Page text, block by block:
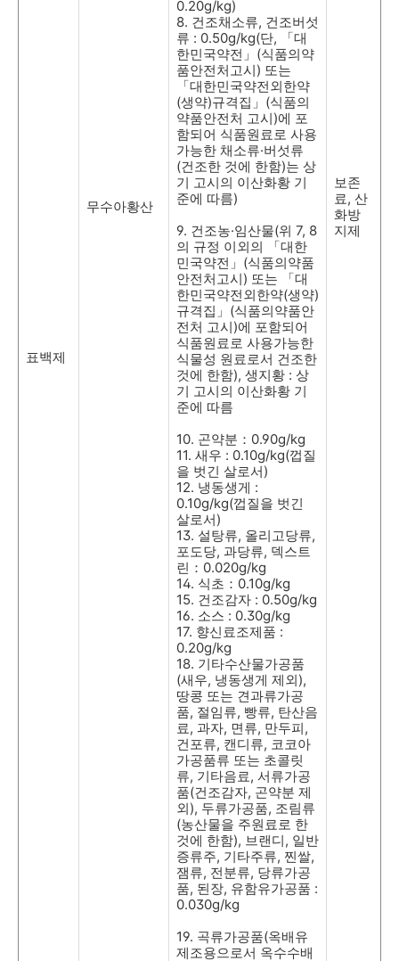
표백제
무수아황산
0.20g/kg)
8. 건조채소류, 건조버섯
류 : 0.50g/kg(단,
「대
한민국약전」 (식품의약
품안전처고시) 또는
「대한민국약전외한약
(생약)규격집」 (식품의
약품안전처 고시)에 포
함되어 식품원료로 사용
가능한 채소류·버섯류
(건조한 것에 한함)는 상
기 고시의 이산화황 기
준에 따름)
9. 건조농·임산물(위 7, 8
의 규정 이외의 「대한
민국약전」 (식품의약품
안전처고시) 또는 「대
한민국약전외한약(생약)
규격집」 (식품의약품안
전처 고시)에 포함되어
식품원료로 사용가능한
식물성 원료로서 건조한
것에 한함), 생지황 : 상
기 고시의 이산화황 기
준에 따름
10. 곤약분： 0.90g/kg
11. 새우 : 0.10g/kg(껍질
을 벗긴 살로서)
12. 냉동생게 :
0.10g/kg(껍질을 벗긴
살로서)
13. 설탕류, 올리고당류,
포도당, 과당류, 덱스트
린： 0.020g/kg
14. 식초： 0.10g/kg
15. 건조감자 : 0.50g/kg
16. 소스 : 0.30g/kg
17. 향신료조제품 :
0.20g/kg
18. 기타수산물가공품
(새우, 냉동생게 제외),
땅콩 또는 견과류가공
품, 절임류, 빵류, 탄산음
료, 과자, 면류, 만두피,
건포류, 캔디류, 코코아
가공품류 또는 초콜릿
류, 기타음료, 서류가공
품(건조감자, 곤약분 제
외), 두류가공품, 조림류
(농산물을 주원료로 한
것에 한함), 브랜디, 일반
증류주, 기타주류, 찐쌀,
잼류, 전분류, 당류가공
품, 된장, 유함유가공품 :
0.030g/kg
19. 곡류가공품(옥배유
제조용으로서 옥수수배
보존
료, 산
화방
지제